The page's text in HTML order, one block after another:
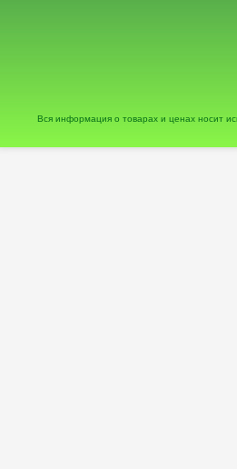
Вся информация о товарах и ценах носит